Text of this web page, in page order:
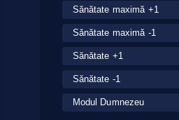
Sănătate maximă +1
Sănătate maximă -1
Sănătate +1
Sănătate -1
Modul Dumnezeu